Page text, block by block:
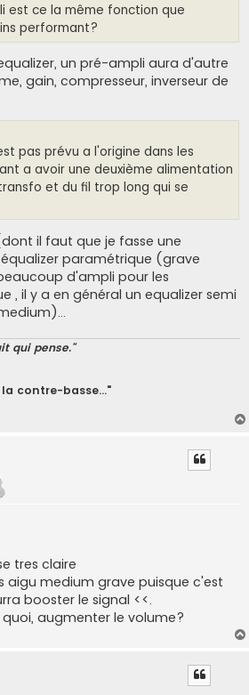
est ce la même fonction que
performant?
un pré-ampli aura d'autre
gain, compresseur, inverseur de
pas prévu a l'origine dans les
a avoir une deuxième alimentation
et du fil trop long qui se
il faut que je fasse une
paramétrique (grave
d'ampli pour les
, il y a en général un equalizer semi
qui pense."
contre-basse..."
tres claire
aigu medium grave puisque c'est
booster le signal <<.
augmenter le volume?